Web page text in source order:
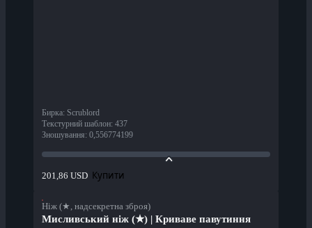
Бирка: Scrublord
Текстурний шаблон: 437
Зношування: 0,556774199
201,86 USD Купити
Ніж (★, надсекретна зброя)
Мисливський ніж (★) | Криваве павутиння